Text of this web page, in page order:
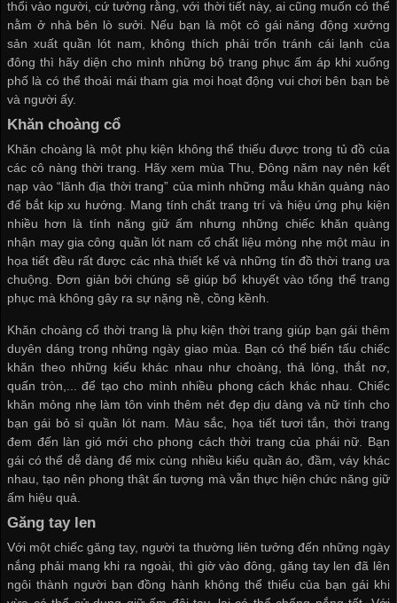
thổi vào người, cứ tưởng rằng, với thời tiết này, ai cũng muốn có thể
nằm ở nhà bên lò sưởi. Nếu bạn là một cô gái năng động xưởng
sản xuất quần lót nam , không thích phải trốn tránh cái lạnh của
đông thì hãy diện cho mình những bộ trang phục ấm áp khi xuống
phố là có thể thoải mái tham gia mọi hoạt động vui chơi bên bạn bè
và người ấy.
Khăn choàng cổ
Khăn choàng là một phụ kiện không thể thiếu được trong tủ đồ của
các cô nàng thời trang. Hãy xem mùa Thu, Đông năm nay nên kết
nạp vào “lãnh địa thời trang” của mình những mẫu khăn quàng nào
để bắt kịp xu hướng. Mang tính chất trang trí và hiệu ứng phụ kiện
nhiều hơn là tính năng giữ ấm nhưng những chiếc khăn quàng
nhận may gia công quần lót nam cổ chất liệu mỏng nhẹ một màu in
họa tiết đều rất được các nhà thiết kế và những tín đồ thời trang ưa
chuộng. Đơn giản bởi chúng sẽ giúp bổ khuyết vào tổng thể trang
phục mà không gây ra sự nặng nề, cồng kềnh.
Khăn choàng cổ thời trang là phụ kiện thời trang giúp bạn gái thêm
duyên dáng trong những ngày giao mùa. Bạn có thể biến tấu chiếc
khăn theo những kiểu khác nhau như choàng, thả lỏng, thắt nơ,
quấn tròn,... để tạo cho mình nhiều phong cách khác nhau. Chiếc
khăn mỏng nhẹ làm tôn vinh thêm nét đẹp dịu dàng và nữ tính cho
bạn gái bỏ sỉ quần lót nam . Màu sắc, họa tiết tươi tắn, thời trang
đem đến làn gió mới cho phong cách thời trang của phái nữ. Bạn
gái có thể dễ dàng để mix cùng nhiều kiểu quần áo, đầm, váy khác
nhau, tạo nên phong thật ấn tượng mà vẫn thực hiện chức năng giữ
ấm hiệu quả.
Găng tay len
Với một chiếc găng tay, người ta thường liên tưởng đến những ngày
nắng phải mang khi ra ngoài, thì giờ vào đông, găng tay len đã lên
ngôi thành người bạn đồng hành không thể thiếu của bạn gái khi